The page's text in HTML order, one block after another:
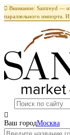
 Внимание: Santreyd —
параллельного импорта.

Ваш городМосква